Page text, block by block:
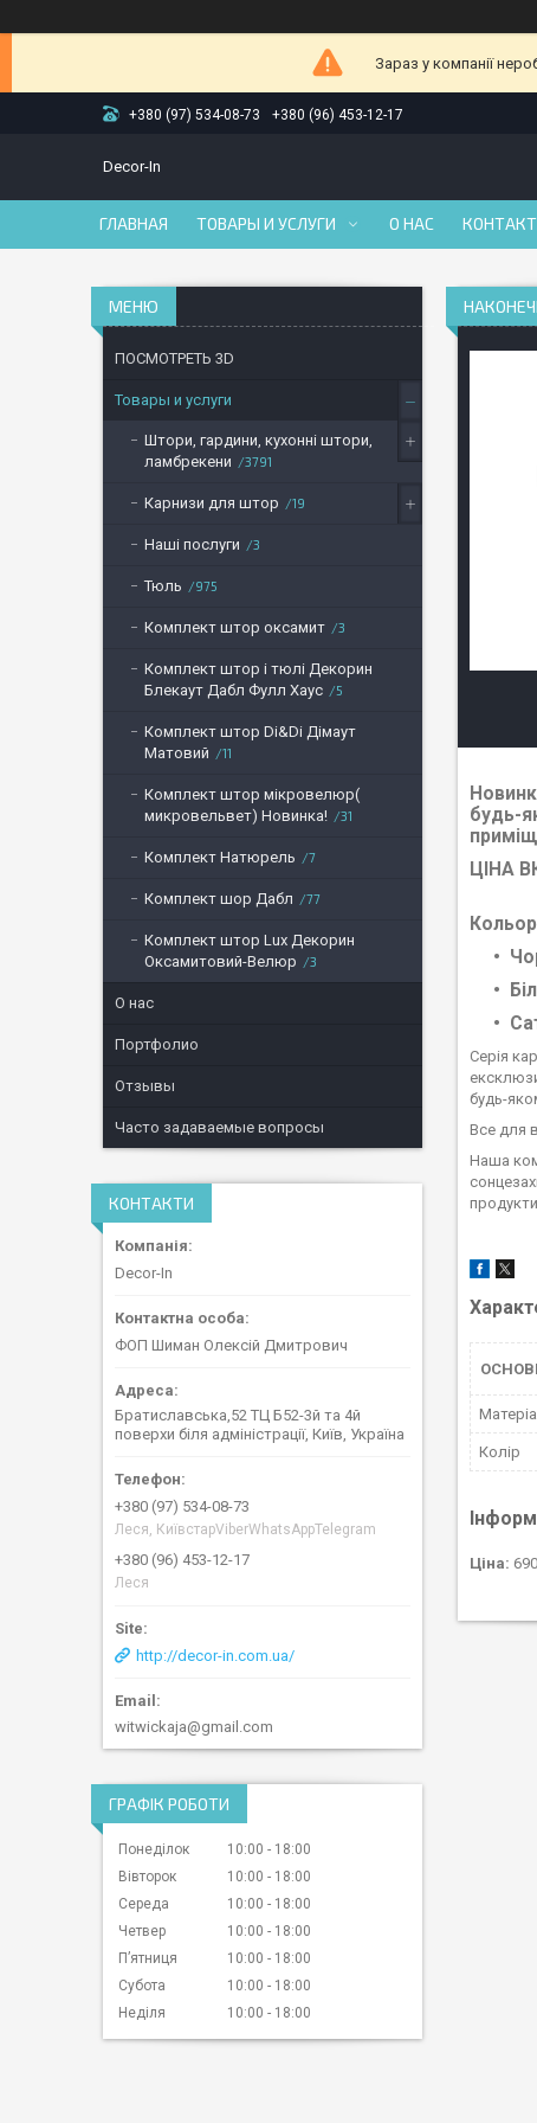
Зараз у компанії
+380 (97) 534-08-73 +380 (96) 453-12-17
Decor-In
ГЛАВНАЯ ТОВАРЫ И УСЛУГИ О НАС
будь-
ЦІНА
Серія
будь-
Все для
Наша
Колір
Ціна:
ПОСМОТРЕТЬ 3D
Товары и услуги
Штори, гардини, кухонні штори,
ламбрекени
3791
Карнизи для штор 19
Наші послуги 3
Тюль 975
Комплект штор оксамит 3
Комплект штор і тюлі Декорин
Блекаут Дабл Фулл Хаус
5
Комплект штор Di&Di Дімаут
Матовий
11
Комплект штор мікровелюр(
микровельвет) Новинка!
31
Комплект Натюрель 7
Комплект шор Дабл 77
Комплект штор Lux Декорин
Оксамитовий-Велюр
3
О нас
Портфолио
Отзывы
Часто задаваемые вопросы
КОНТАКТИ
Decor-In
ФОП Шиман Олексій Дмитрович
Братиславська,52 ТЦ Б52-3й та 4й
поверхи біля адміністрації, Київ, Україна
+380 (97) 534-08-73
Леся, КиївстарViberWhatsAppTelegram
+380 (96) 453-12-17
Леся
http://decor-in.com.ua/
witwickaja@gmail.com
ГРАФІК РОБОТИ
Понеділок 10:00
18:00
Вівторок
10:00
18:00
Середа
10:00
18:00
Четвер
10:00
18:00
Пʼятниця
10:00
18:00
Субота
10:00
18:00
Неділя
10:00 18:00